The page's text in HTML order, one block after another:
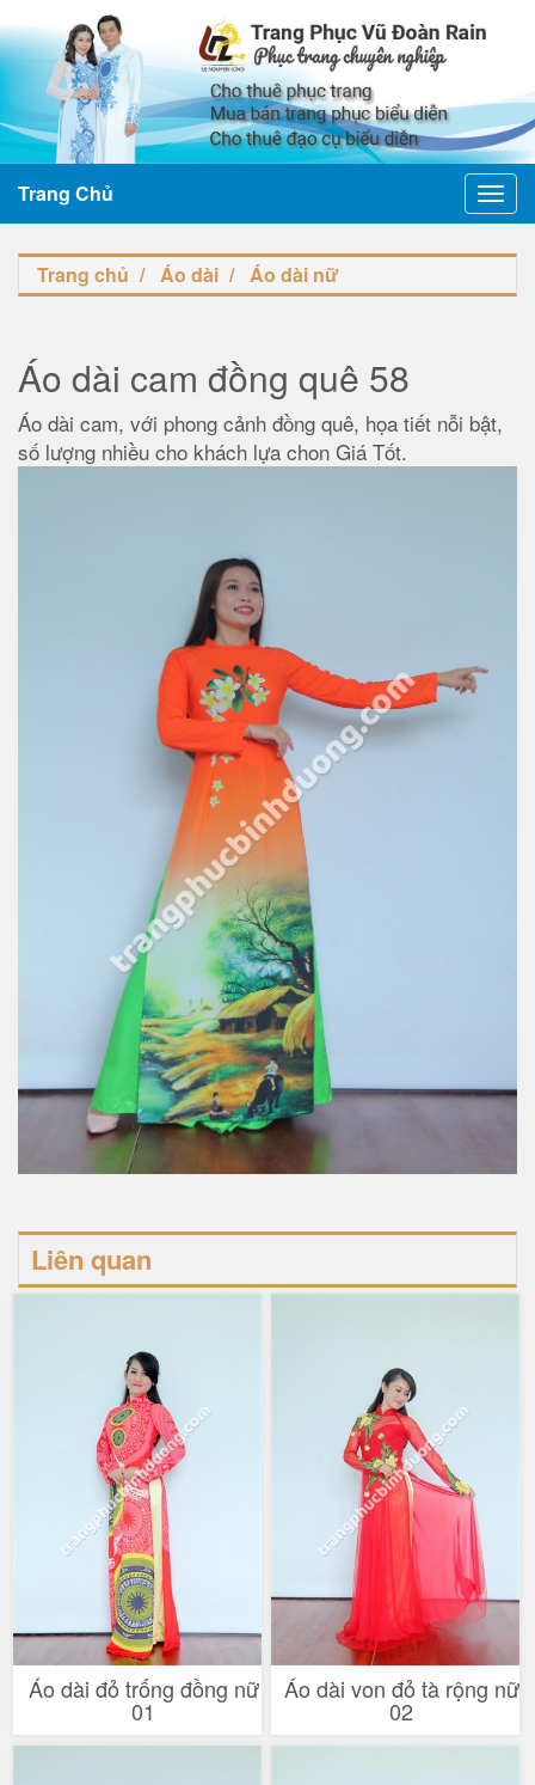
Trang Chủ
Trang chủ Áo dài Áo dài nữ
Áo dài cam đồng quê 58
Áo dài cam, với phong cảnh đồng quê, họa tiết nỗi bật,
số lượng nhiều cho khách lựa chon Giá Tốt.
Liên quan
Áo dài đỏ trống đồng nữ
01
Áo dài von đỏ tà rộng nữ
02